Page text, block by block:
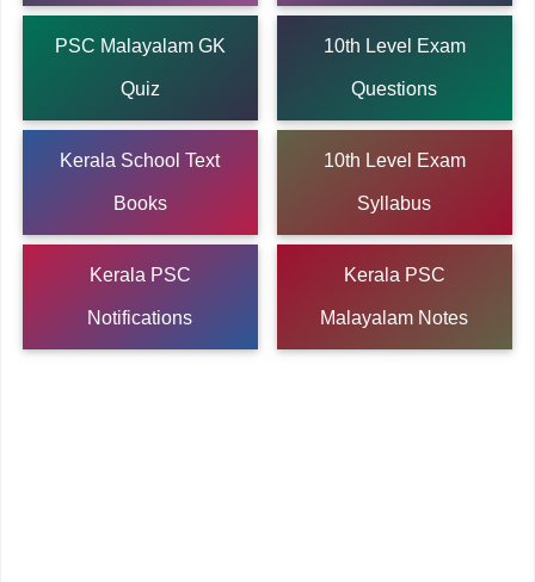
PSC Malayalam GK
Quiz
10th Level Exam
Questions
Kerala School Text
Books
10th Level Exam
Syllabus
Kerala PSC
Notifications
Kerala PSC
Malayalam Notes